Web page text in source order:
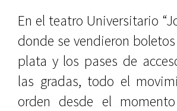
En el teatro Universitario
donde se vendieron
plata y los pases de
las gradas, todo el
orden desde el